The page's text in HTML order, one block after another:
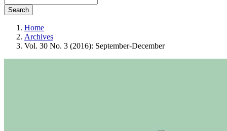
Search
Home
Archives
Vol. 30 No. 3 (2016): September-December